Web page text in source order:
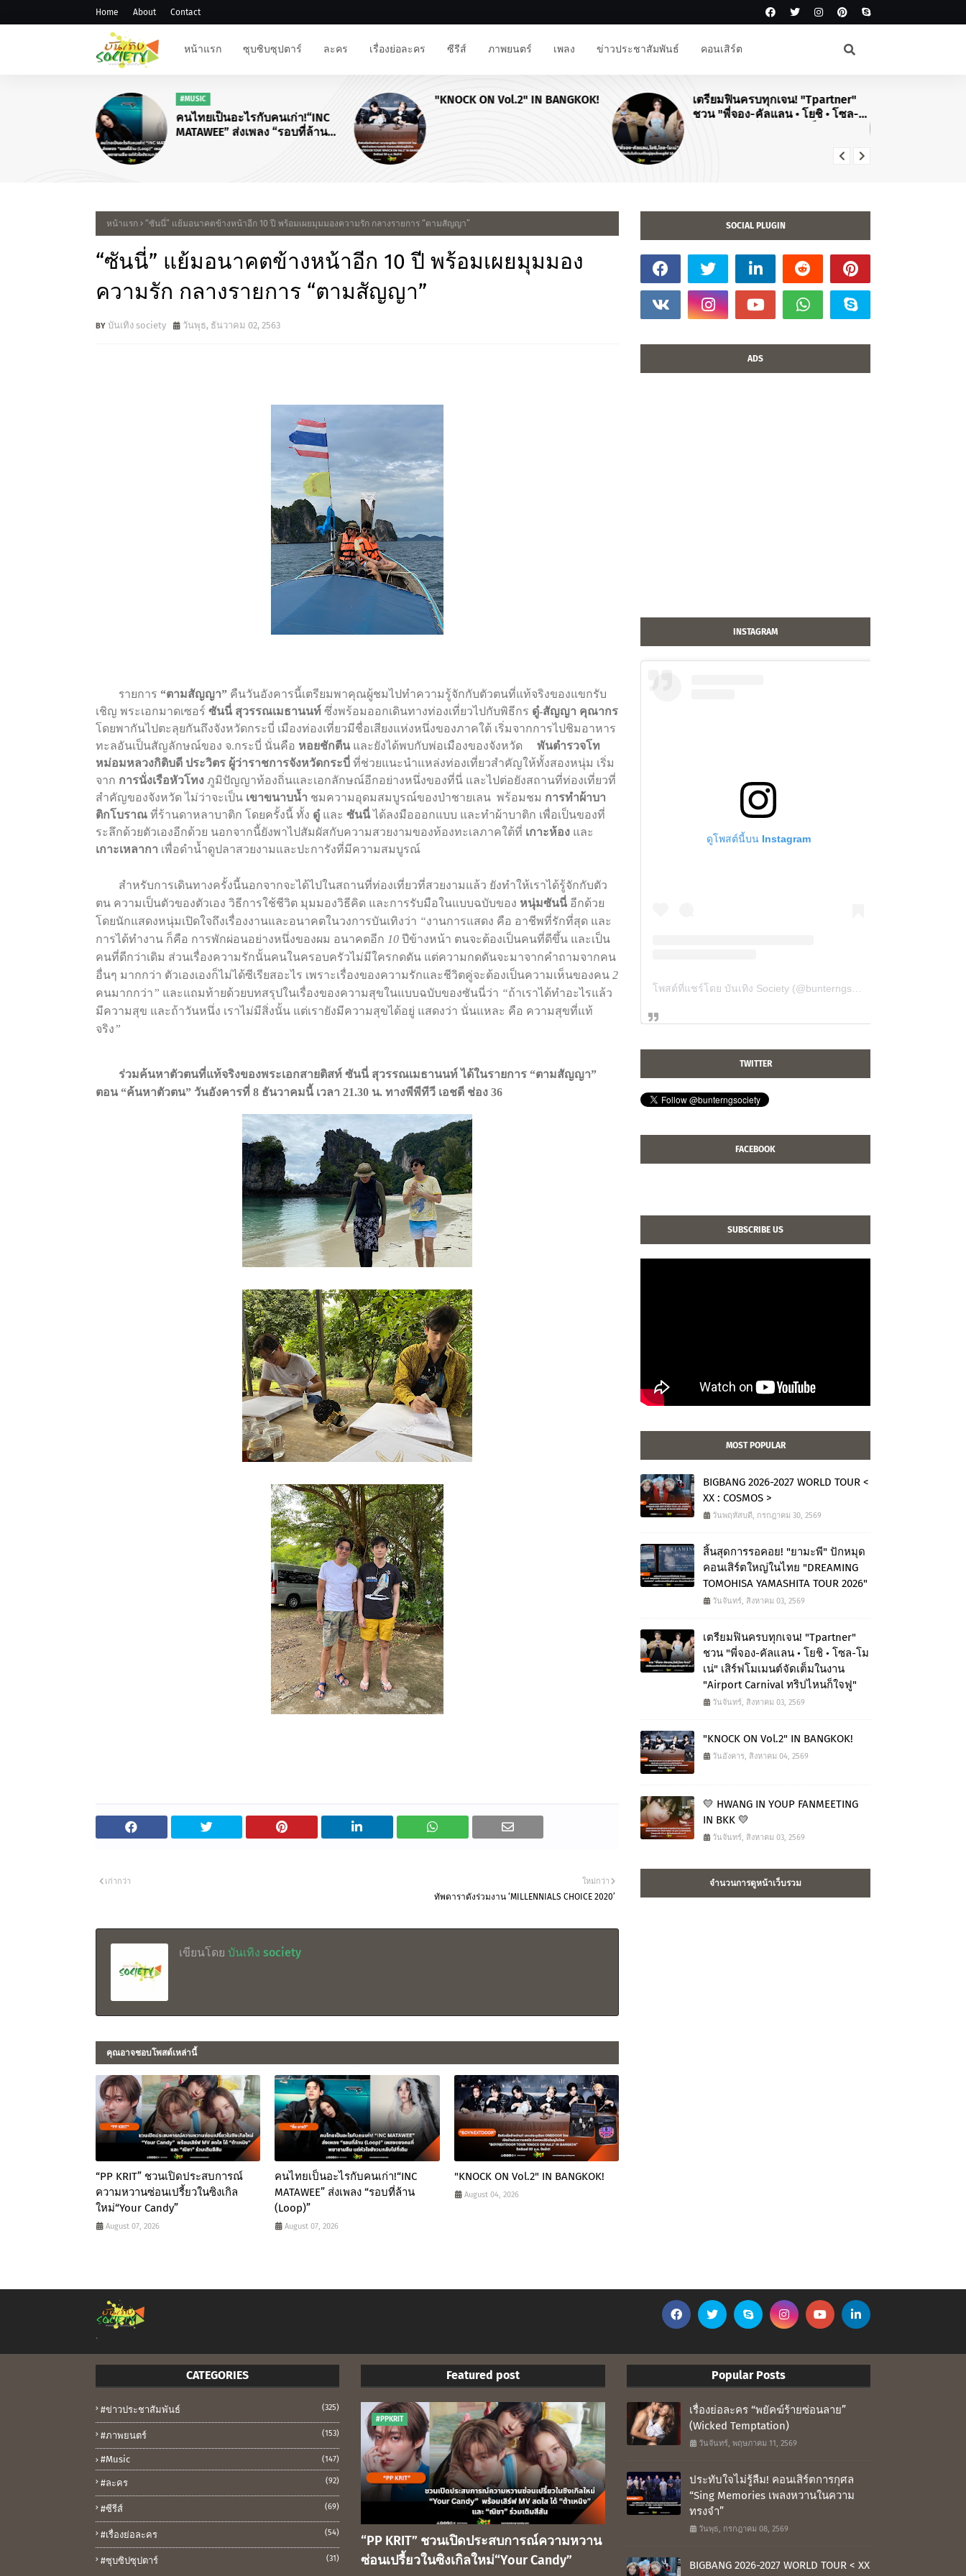
Home About Contact
หน้าแรก ซุบซิบซุปตาร์ ละคร เรื่องย่อละคร ซีรีส์ ภาพยนตร์ เพลง ข่าวประชาสัมพันธ์ คอนเสิร์ต
#MUSIC
คนไทยเป็นอะไรกับคนเก่า!“INC
MATAWEE” ส่งเพลง “รอบที่ล้าน
"KNOCK ON Vol.2" IN BANGKOK!
เตรียมฟินครบทุกเจน! "Tpartner"
ชวน "พี่จอง-คัลแลน • โยชิ • โซล-
หน้าแรก “ซันนี่” แย้มอนาคตข้างหน้าอีก 10 ปี พร้อมเผยมุมมองความรัก กลางรายการ “ตามสัญญา”
“ซันนี่” แย้มอนาคตข้างหน้าอีก 10 ปี พร้อมเผยมุมมอง
ความรัก กลางรายการ “ตามสัญญา”
บันเทิง society วันพุธ, ธันวาคม 02, 2563
รายการ “ตามสัญญา” คืนวันอังคารนี้เตรียมพาคุณผู้ชมไปทำความรู้จักกับตัวตนที่แท้จริงของแขกรับ
เชิญ พระเอกมาดเซอร์ ซันนี่ สุวรรณเมธานนท์ ซึ่งพร้อมออกเดินทางท่องเที่ยวไปกับพิธีกร ดู๋-สัญญา คุณากร
โดยพากันไปตะลุยกันถึงจังหวัดกระบี่ เมืองท่องเที่ยวมีชื่อเสียงแห่งหนึ่งของภาคใต้ เริ่มจากการไปชิมอาหาร
ทะลอันเป็นสัญลักษณ์ของ จ.กระบี่ นั่นคือ หอยชักตีน และยังได้พบกับพ่อเมืองของจังหวัด
พันตำรวจโท
หม่อมหลวงกิติบดี ประวิตร ผู้ว่าราชการจังหวัดกระบี่ ที่ช่วยแนะนำแหล่งท่องเที่ยวสำคัญให้ทั้งสองหนุ่ม เริ่ม
จาก การนั่งเรือหัวโทง ภูมิปัญญาท้องถิ่นและเอกลักษณ์อีกอย่างหนึ่งของที่นี่ และไปต่อยังสถานที่ท่องเที่ยวที่
สำคัญของจังหวัด ไม่ว่าจะเป็น เขาขนาบน้ำ ชมความอุดมสมบูรณ์ของป่าชายเลน พร้อมชม การทำผ้าบา
ติกโบราณ ที่ร้านดาหลาบาติก โดยครั้งนี้ ทั้ง ดู๋ และ ซันนี่ ได้ลงมือออกแบบ และทำผ้าบาติก เพื่อเป็นของที่
ระลึกด้วยตัวเองอีกด้วย นอกจากนี้ยังพาไปสัมผัสกับความสวยงามของท้องทะเลภาคใต้ที่ เกาะห้อง และ
เกาะเหลากา เพื่อดำน้ำดูปลาสวยงามและปะการังที่มีความสมบูรณ์
สำหรับการเดินทางครั้งนี้นอกจากจะได้ไปในสถานที่ท่องเที่ยวที่สวยงามแล้ว ยังทำให้เราได้รู้จักกับตัว
ตน ความเป็นตัวของตัวเอง วิธีการใช้ชีวิต มุมมองวิธีคิด และการรับมือในแบบฉบับของ หนุ่มซันนี่ อีกด้วย
โดยนักแสดงหนุ่มเปิดใจถึงเรื่องงานและอนาคตในวงการบันเทิงว่า “งานการแสดง คือ อาชีพที่รักที่สุด และ
การได้ทำงาน ก็คือ การพักผ่อนอย่างหนึ่งของผม อนาคตอีก 10 ปีข้างหน้า ตนจะต้องเป็นคนที่ดีขึ้น และเป็น
คนที่ดีกว่าเดิม ส่วนเรื่องความรักนั้นคนในครอบครัวไม่มีใครกดดัน แต่ความกดดันจะมาจากคำถามจากคน
อื่นๆ มากกว่า ตัวเองเองก็ไม่ได้ซีเรียสอะไร เพราะเรื่องของความรักและชีวิตคู่จะต้องเป็นความเห็นของคน 2
คนมากกว่า” และแถมท้ายด้วยบทสรุปในเรื่องของความสุขในแบบฉบับของซันนี่ว่า “ถ้าเราได้ทำอะไรแล้ว
มีความสุข และถ้าวันหนึ่ง เราไม่มีสิ่งนั้น แต่เรายังมีความสุขได้อยู่ แสดงว่า นั่นแหละ คือ ความสุขที่แท้
จริง”
ร่วมค้นหาตัวตนที่แท้จริงของพระเอกสายติสท์ ซันนี่ สุวรรณเมธานนท์ ได้ในรายการ “ตามสัญญา”
ตอน “ค้นหาตัวตน” วันอังคารที่ 8 ธันวาคมนี้ เวลา 21.30 น. ทางพีพีทีวี เอชดี ช่อง 36
ใหม่กว่า
ทัพดาราดังร่วมงาน ‘MILLENNIALS CHOICE 2020’
เก่ากว่า
เขียนโดย บันเทิง society
คุณอาจชอบโพสต์เหล่านี้
“PP KRIT” ชวนเปิดประสบการณ์
ความหวานซ่อนเปรี้ยวในซิงเกิล
ใหม่“Your Candy”
August 07, 2026
คนไทยเป็นอะไรกับคนเก่า!“INC
MATAWEE” ส่งเพลง “รอบที่ล้าน
(Loop)”
August 07, 2026
"KNOCK ON Vol.2" IN BANGKOK!
August 04, 2026
SOCIAL PLUGIN
ADS
INSTAGRAM
ดูโพสต์นี้บน Instagram
TWITTER
FACEBOOK
SUBSCRIBE US
MOST POPULAR
BIGBANG 2026-2027 WORLD TOUR <
XX : COSMOS >
วันพฤหัสบดี, กรกฎาคม 30, 2569
สิ้นสุดการรอคอย! "ยามะพี" ปักหมุด
คอนเสิร์ตใหญ่ในไทย "DREAMING
TOMOHISA YAMASHITA TOUR 2026"
วันจันทร์, สิงหาคม 03, 2569
เตรียมฟินครบทุกเจน! "Tpartner"
ชวน "พี่จอง-คัลแลน • โยชิ • โซล-โม
เน่" เสิร์ฟโมเมนต์จัดเต็มในงาน
"Airport Carnival ทริปไหนก็ใจฟู"
วันจันทร์, สิงหาคม 03, 2569
"KNOCK ON Vol.2" IN BANGKOK!
วันอังคาร, สิงหาคม 04, 2569
💛 HWANG IN YOUP FANMEETING
IN BKK 💛
วันจันทร์, สิงหาคม 03, 2569
จำนวนการดูหน้าเว็บรวม
.
CATEGORIES
#ข่าวประชาสัมพันธ์ (325)
#ภาพยนตร์ (153)
#music (147)
#ละคร (92)
#ซีรีส์ (69)
#เรื่องย่อละคร (54)
#ซุบซิปซุปตาร์ (31)
Featured post
#PPKRIT
“PP KRIT” ชวนเปิดประสบการณ์ความหวาน
ซ่อนเปรี้ยวในซิงเกิลใหม่“Your Candy”
Popular Posts
เรื่องย่อละคร “พยัคฆ์ร้ายซ่อนลาย”
(Wicked Temptation)
วันจันทร์, พฤษภาคม 11, 2569
ประทับใจไม่รู้ลืม! คอนเสิร์ตการกุศล
“Sing Memories เพลงหวานในความ
ทรงจำ”
วันพุธ, กรกฎาคม 08, 2569
BIGBANG 2026-2027 WORLD TOUR < XX